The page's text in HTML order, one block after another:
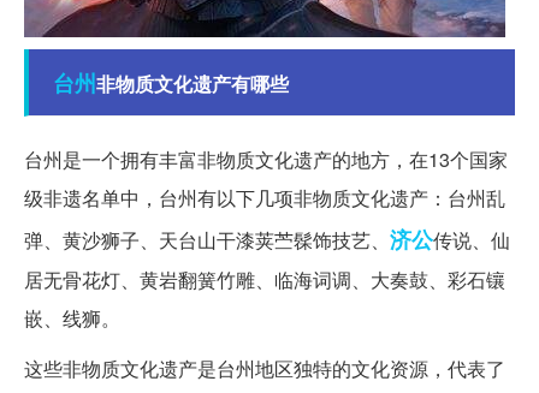
台州非物质文化遗产有哪些
台州是一个拥有丰富非物质文化遗产的地方，在13个国家
级非遗名单中，台州有以下几项非物质文化遗产：台州乱
弹、黄沙狮子、天台山干漆荚苎髹饰技艺、 济公传说、仙
居无骨花灯、黄岩翻簧竹雕、临海词调、大奏鼓、彩石镶
嵌、线狮。
这些非物质文化遗产是台州地区独特的文化资源，代表了